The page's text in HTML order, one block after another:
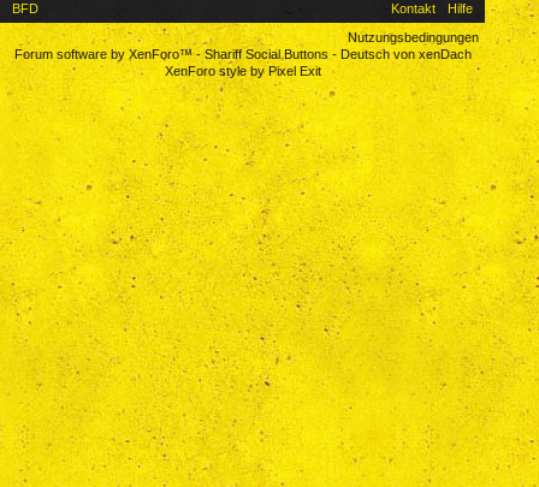
BFD Kontakt
Hilfe
Nutzungsbedingungen
Forum software by XenForo™-Shariff Social Buttons- Deutsch von xenDach
XenForo style by Pixel Exit